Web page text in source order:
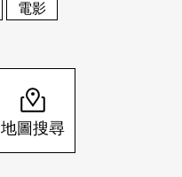
English
登入/註冊
電影
地圖搜尋